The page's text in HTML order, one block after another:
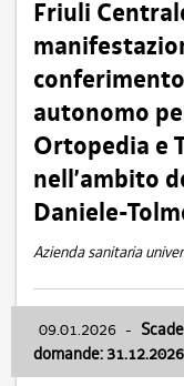
Friuli
autonomo
Ortopedia e
nell’ambito
Daniele-
Azienda sanitaria
09.01.2026 -
domande: 31.12.2026